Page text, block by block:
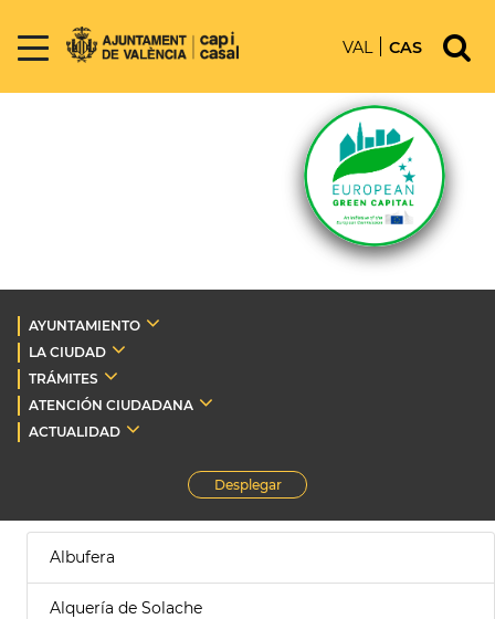
VAL CAS
AYUNTAMIENTO
LA CIUDAD
TRÁMITES
ATENCIÓN CIUDADANA
ACTUALIDAD
Desplegar
Albufera
Alquería de Solache